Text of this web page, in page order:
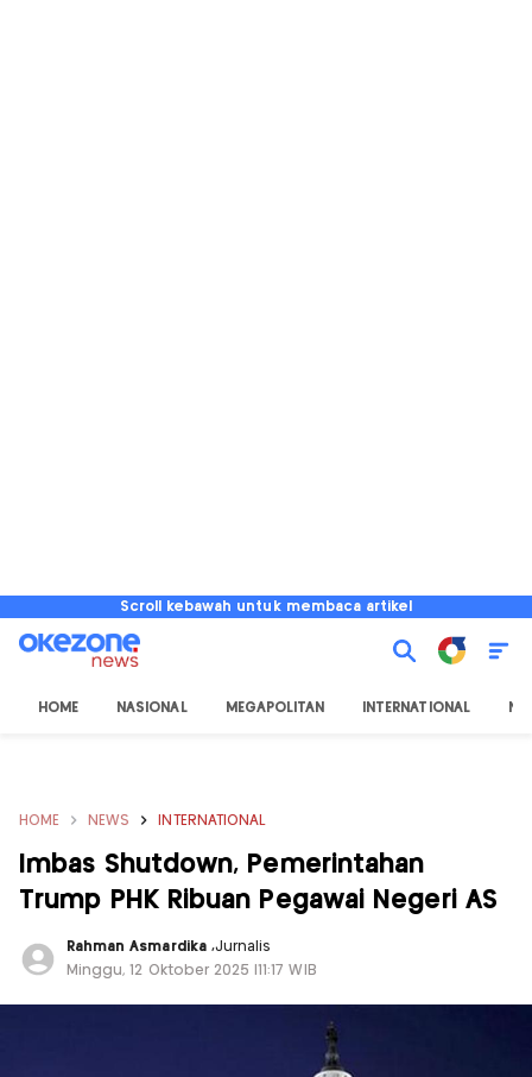
Scroll kebawah untuk membaca artikel
HOME NASIONAL MEGAPOLITAN INTERNATIONAL
HOME NEWS INTERNATIONAL
Imbas Shutdown, Pemerintahan
Trump PHK Ribuan Pegawai Negeri AS
Rahman Asmardika ,Jurnalis
Minggu, 12 Oktober 2025 |11:17 WIB